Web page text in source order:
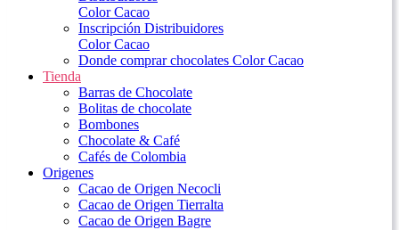
Color Cacao
Inscripción Distribuidores
Color Cacao
Donde comprar chocolates Color Cacao
Tienda
Barras de Chocolate
Bolitas de chocolate
Bombones
Chocolate & Café
Cafés de Colombia
Origenes
Cacao de Origen Necocli
Cacao de Origen Tierralta
Cacao de Origen Bagre